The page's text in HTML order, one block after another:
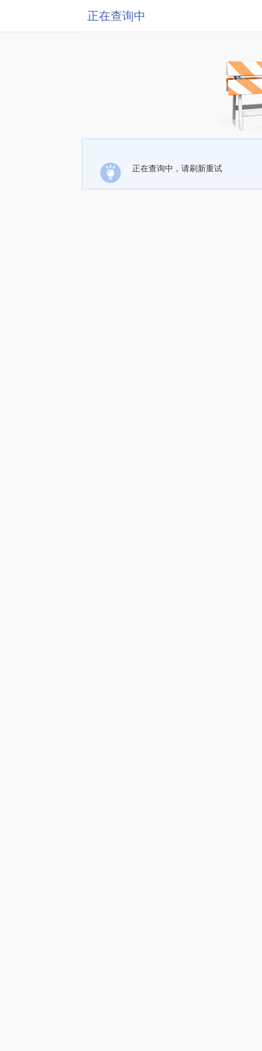
正在查询中
正在查询中，请刷新重试